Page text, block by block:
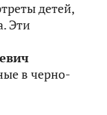
детей,
Эти
в черно-